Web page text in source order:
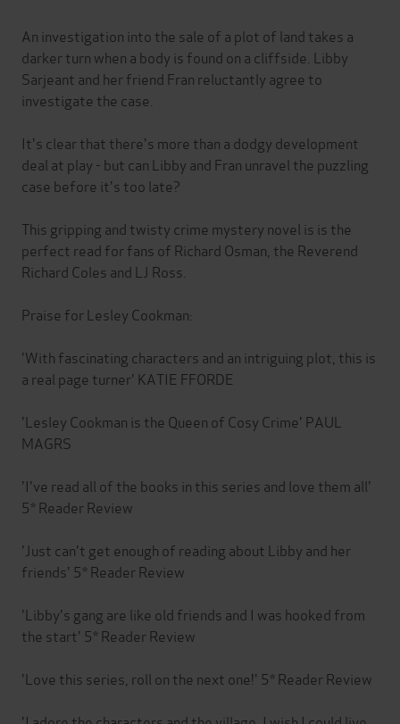
An investigation into the sale of a plot of land takes a
darker turn when a body is found on a cliffside. Libby
Sarjeant and her friend Fran reluctantly agree to
investigate the case.
It's clear that there's more than a dodgy development
deal at play - but can Libby and Fran unravel the puzzling
case before it's too late?
This gripping and twisty crime mystery novel is is the
perfect read for fans of Richard Osman, the Reverend
Richard Coles and LJ Ross.
Praise for Lesley Cookman:
'With fascinating characters and an intriguing plot, this is
a real page turner' KATIE FFORDE
'Lesley Cookman is the Queen of Cosy Crime' PAUL
MAGRS
'I've read all of the books in this series and love them all'
5* Reader Review
'Just can't get enough of reading about Libby and her
friends' 5* Reader Review
'Libby's gang are like old friends and I was hooked from
the start' 5* Reader Review
'Love this series, roll on the next one!' 5* Reader Review